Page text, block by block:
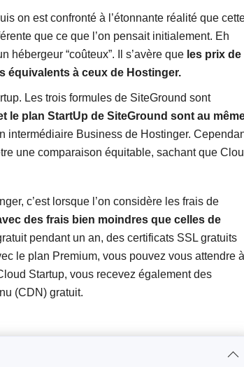
on est confronté à l’étonnante réalité que
que ce que l’on pensait initialement. Eh
hébergeur “coûteux”. Il s’avère que les prix de
équivalents à ceux de Hostinger.
Les trois formules de SiteGround sont
le plan StartUp de SiteGround sont au
intermédiaire Business de Hostinger.
une comparaison équitable, sachant que
c’est lorsque l’on considère les frais de
des frais bien moindres que celles de
pendant un an, des certificats SSL gratuits
le plan Premium, vous pouvez vous attendre à
Startup, vous recevez également des
(CDN) gratuit.